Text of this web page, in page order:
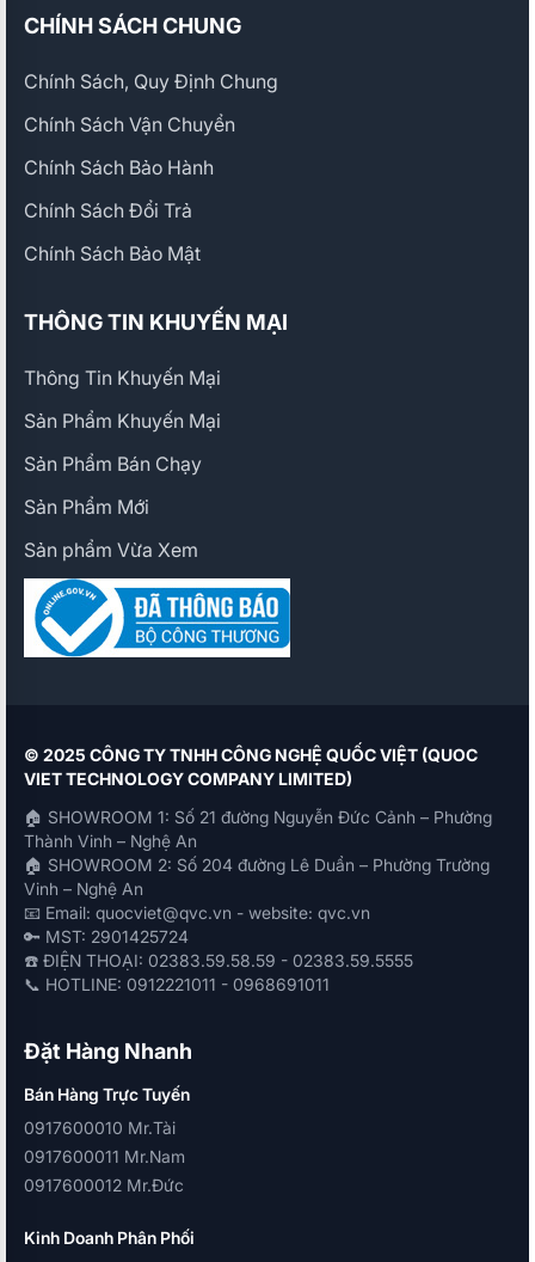
CHÍNH SÁCH CHUNG
Chính Sách, Quy Định Chung
Chính Sách Vận Chuyển
Chính Sách Bảo Hành
Chính Sách Đổi Trả
Chính Sách Bảo Mật
THÔNG TIN KHUYẾN MẠI
Thông Tin Khuyến Mại
Sản Phẩm Khuyến Mại
Sản Phẩm Bán Chạy
Sản Phẩm Mới
Sản phẩm Vừa Xem
© 2025 CÔNG TY TNHH CÔNG NGHỆ QUỐC VIỆT (QUOC
VIET TECHNOLOGY COMPANY LIMITED)
🏠 SHOWROOM 1: Số 21 đường Nguyễn Đức Cảnh – Phường
Thành Vinh – Nghệ An
🏠 SHOWROOM 2: Số 204 đường Lê Duẩn – Phường Trường
Vinh – Nghệ An
📧 Email: quocviet@qvc.vn - website: qvc.vn
🔑 MST: 2901425724
☎️ ĐIỆN THOẠI: 02383.59.58.59 - 02383.59.5555
📞 HOTLINE: 0912221011 - 0968691011
Đặt Hàng Nhanh
Bán Hàng Trực Tuyến
0917600010 Mr.Tài
0917600011 Mr.Nam
0917600012 Mr.Đức
Kinh Doanh Phân Phối